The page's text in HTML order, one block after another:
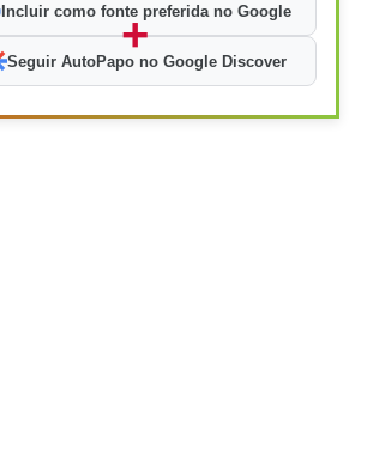
Incluir como fonte preferida no Google
+
Seguir AutoPapo no Google Discover